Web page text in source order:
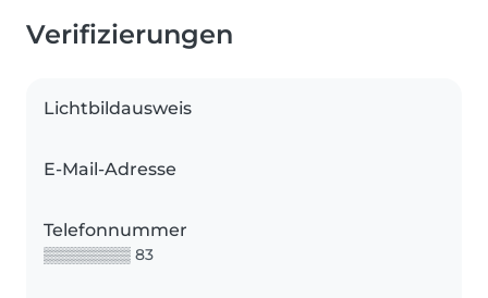
Verifizierungen
Lichtbildausweis
E-Mail-Adresse
Telefonnummer
▒▒▒▒▒▒▒▒ 83